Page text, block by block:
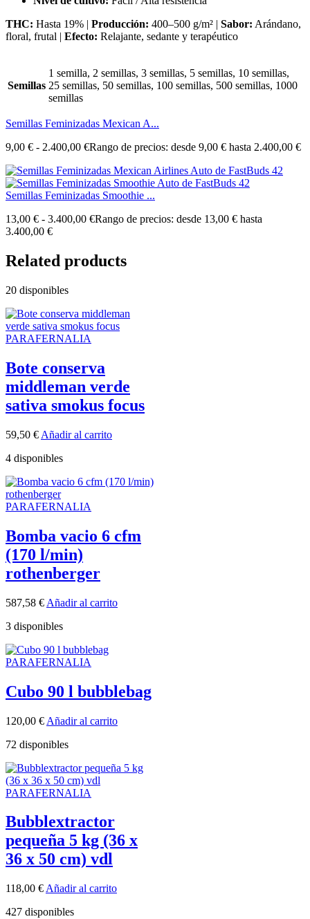
THC: Hasta 19% | Producción: 400–500 g/m² | Sabor: Arándano,
floral, frutal | Efecto: Relajante, sedante y terapéutico
Semillas
1 semilla, 2 semillas, 3 semillas, 5 semillas, 10 semillas,
25 semillas, 50 semillas, 100 semillas, 500 semillas, 1000
semillas
Semillas Feminizadas Mexican A...
9,00 € - 2.400,00 €Rango de precios: desde 9,00 € hasta 2.400,00 €
Semillas Feminizadas Smoothie ...
13,00 € - 3.400,00 €Rango de precios: desde 13,00 € hasta
3.400,00 €
Related products
20 disponibles
PARAFERNALIA
Bote conserva
middleman verde
sativa smokus focus
59,50 € Añadir al carrito
4 disponibles
PARAFERNALIA
Bomba vacio 6 cfm
(170 l/min)
rothenberger
587,58 € Añadir al carrito
3 disponibles
PARAFERNALIA
Cubo 90 l bubblebag
120,00 € Añadir al carrito
72 disponibles
PARAFERNALIA
Bubblextractor
pequeña 5 kg (36 x
36 x 50 cm) vdl
118,00 € Añadir al carrito
427 disponibles